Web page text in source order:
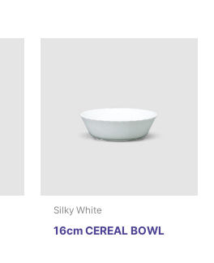
Silky White
16cm CEREAL BOWL